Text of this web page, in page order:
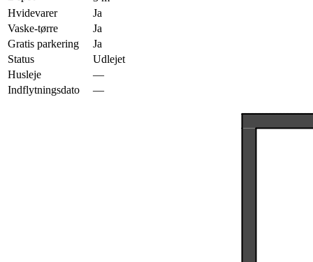
Hvidevarer
Ja
Vaske-tørre
Ja
Gratis parkering
Ja
Status
Udlejet
Husleje
—
Indflytningsdato
—